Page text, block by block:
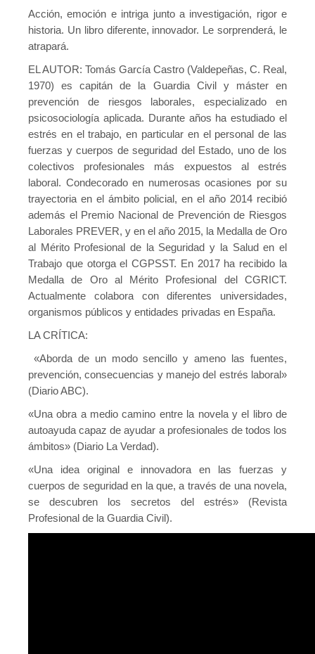
Acción, emoción e intriga junto a investigación, rigor e
historia. Un libro diferente, innovador. Le sorprenderá, le
atrapará.
EL AUTOR: Tomás García Castro (Valdepeñas, C. Real,
1970) es capitán de la Guardia Civil y máster en
prevención de riesgos laborales, especializado en
psicosociología aplicada. Durante años ha estudiado el
estrés en el trabajo, en particular en el personal de las
fuerzas y cuerpos de seguridad del Estado, uno de los
colectivos profesionales más expuestos al estrés
laboral. Condecorado en numerosas ocasiones por su
trayectoria en el ámbito policial, en el año 2014 recibió
además el Premio Nacional de Prevención de Riesgos
Laborales PREVER, y en el año 2015, la Medalla de Oro
al Mérito Profesional de la Seguridad y la Salud en el
Trabajo que otorga el CGPSST. En 2017 ha recibido la
Medalla de Oro al Mérito Profesional del CGRICT.
Actualmente colabora con diferentes universidades,
organismos públicos y entidades privadas en España.
LA CRÍTICA:
«Aborda de un modo sencillo y ameno las fuentes,
prevención, consecuencias y manejo del estrés laboral»
(Diario ABC).
«Una obra a medio camino entre la novela y el libro de
autoayuda capaz de ayudar a profesionales de todos los
ámbitos» (Diario La Verdad).
«Una idea original e innovadora en las fuerzas y
cuerpos de seguridad en la que, a través de una novela,
se descubren los secretos del estrés» (Revista
Profesional de la Guardia Civil).